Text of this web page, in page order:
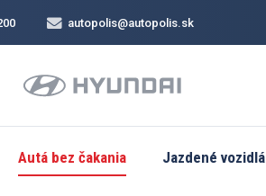
autopolis@autopolis.sk
Autá bez čakania Jazdené vozidlá